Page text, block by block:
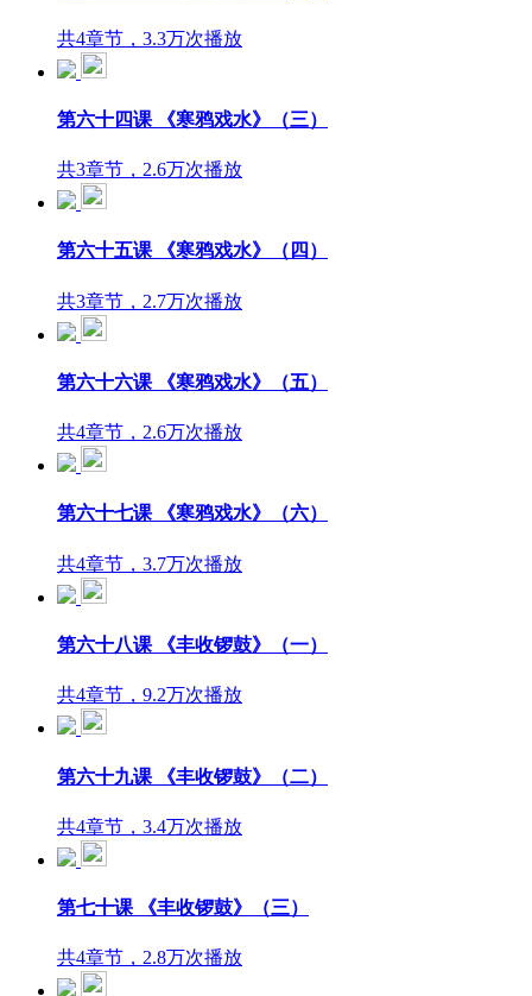
共4章节，3.3万次播放
第六十四课 《寒鸦戏水》（三）
共3章节，2.6万次播放
第六十五课 《寒鸦戏水》（四）
共3章节，2.7万次播放
第六十六课 《寒鸦戏水》（五）
共4章节，2.6万次播放
第六十七课 《寒鸦戏水》（六）
共4章节，3.7万次播放
第六十八课 《丰收锣鼓》（一）
共4章节，9.2万次播放
第六十九课 《丰收锣鼓》（二）
共4章节，3.4万次播放
第七十课 《丰收锣鼓》（三）
共4章节，2.8万次播放